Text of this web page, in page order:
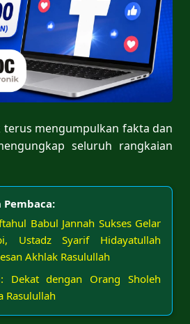
terus mengumpulkan fakta dan
seluruh rangkaian
Pembaca:
Babul Jannah Sukses Gelar
Ustadz Syarif Hidayatullah
Akhlak Rasulullah
Dekat dengan Orang Sholeh
Rasulullah